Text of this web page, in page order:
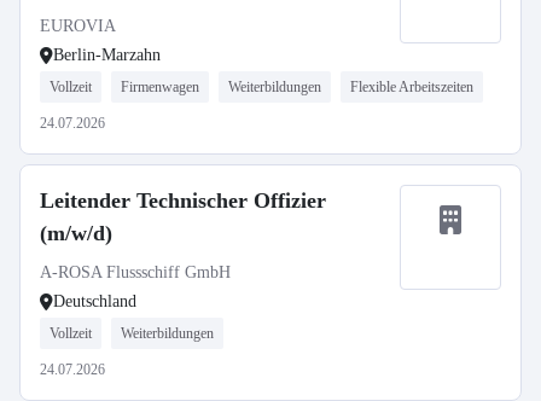
EUROVIA
Berlin-Marzahn
Vollzeit Firmenwagen Weiterbildungen Flexible Arbeitszeiten
24.07.2026
Leitender Technischer Offizier
(m/w/d)
A-ROSA Flussschiff GmbH
Deutschland
Vollzeit Weiterbildungen
24.07.2026